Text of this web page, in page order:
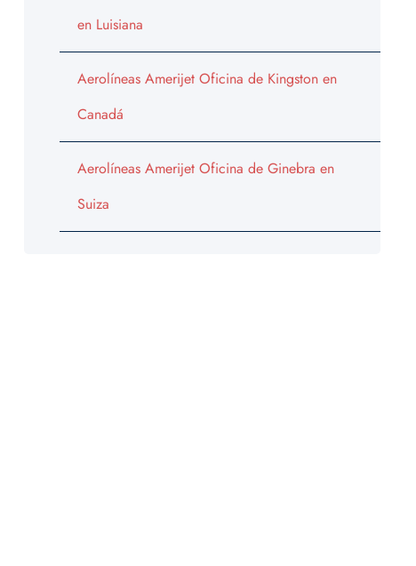
en Luisiana
Aerolíneas Amerijet Oficina de Kingston en
Canadá
Aerolíneas Amerijet Oficina de Ginebra en
Suiza